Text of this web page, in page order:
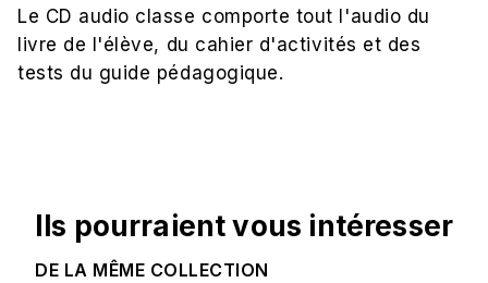
Le CD audio classe comporte tout l'audio du
livre de l'élève, du cahier d'activités et des
tests du guide pédagogique.
Ils pourraient vous intéresser
DE LA MÊME COLLECTION